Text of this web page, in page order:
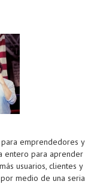
emprendedores y
entero para aprender
usuarios, clientes y
medio de una seria